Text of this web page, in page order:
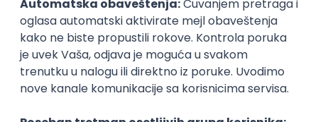
Okupljamo IT zajednicu, podižemo
transparentnost domaćeg IT tržišta rada i
efikasno spajamo kandidate i poslodavce.